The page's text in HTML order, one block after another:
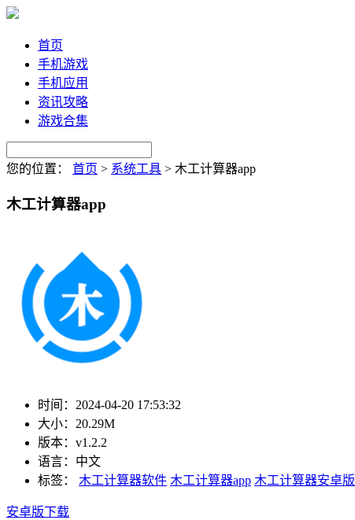
首页
手机游戏
手机应用
资讯攻略
游戏合集
您的位置： 首页 > 系统工具 > 木工计算器app
木工计算器app
时间： 2024-04-20 17:53:32
大小： 20.29M
版本： v1.2.2
语言： 中文
标签：
木工计算器软件 木工计算器app 木工计算器安卓版
安卓版下载